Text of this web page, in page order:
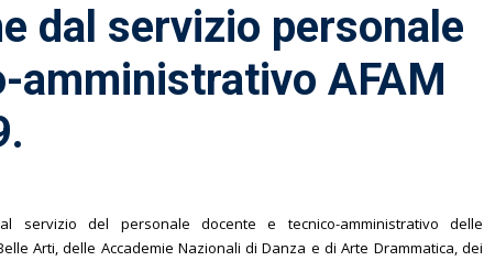
dal servizio personale
amministrativo AFAM
servizio del personale docente e tecnico-amministrativo delle
Arti, delle Accademie Nazionali di Danza e di Arte Drammatica, dei